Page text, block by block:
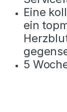
Eine
ein
5